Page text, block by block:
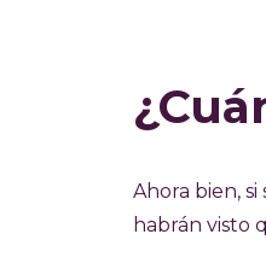
Ahora bien,
habrán visto